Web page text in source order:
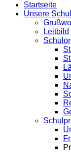
Startseite
Unsere
Leitbild